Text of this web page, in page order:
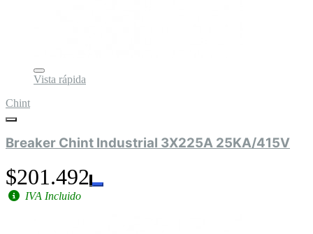
Vista rápida
Chint
Breaker Chint Industrial 3X225A 25KA/415V
$201.492
IVA Incluido